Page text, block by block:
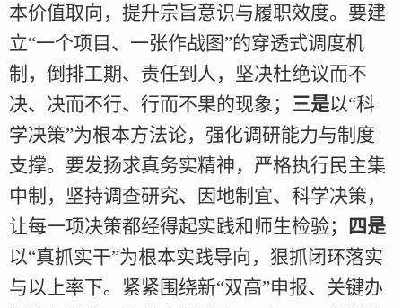
本价值取向，提升宗旨意识与履职效度。要建
立“一个项目、一张作战图”的穿透式调度机
制，倒排工期、责任到人，坚决杜绝议而不
决、决而不行、行而不果的现象； 三是以“科
学决策”为根本方法论，强化调研能力与制度
支撑。要发扬求真务实精神，严格执行民主集
中制，坚持调查研究、因地制宜、科学决策，
让每一项决策都经得起实践和师生检验；
四是
以“真抓实干”为根本实践导向，狠抓闭环落实
与以上率下。紧紧围绕新“双高”申报、关键办